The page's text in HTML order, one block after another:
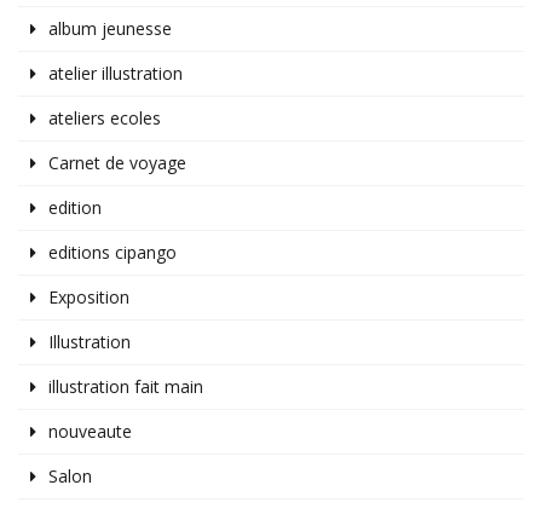
album jeunesse
atelier illustration
ateliers ecoles
Carnet de voyage
edition
editions cipango
Exposition
Illustration
illustration fait main
nouveaute
Salon